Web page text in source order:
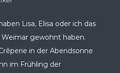
Lisa, Elisa oder ich das
gewohnt haben.
in der Abendsonne
im Frühling der